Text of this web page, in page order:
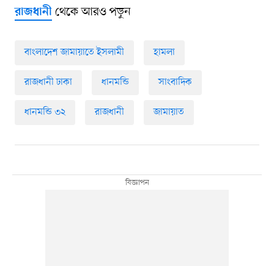
রাজধানীথেকে আরও পড়ুন
বাংলাদেশ জামায়াতে ইসলামী হামলা
রাজধানী ঢাকা ধানমন্ডি সাংবাদিক
ধানমন্ডি ৩২ রাজধানী জামায়াত